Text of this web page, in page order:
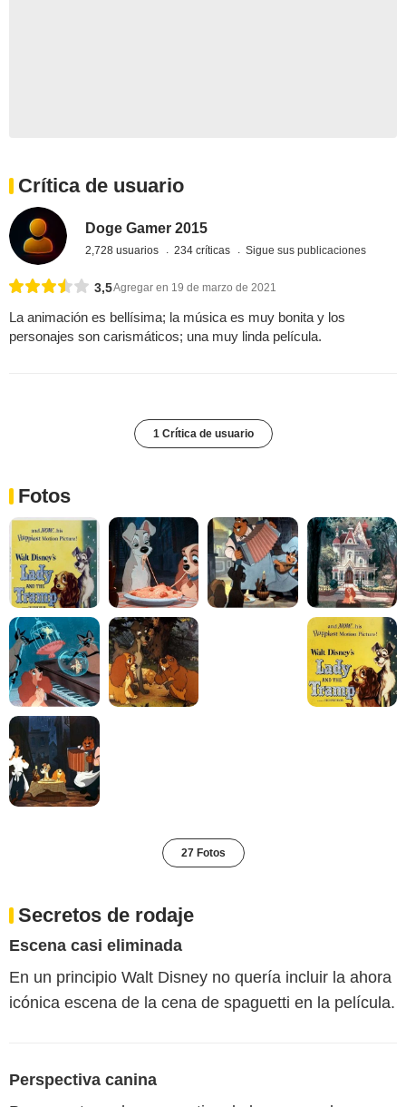
Crítica de usuario
Doge Gamer 2015
2,728 usuarios 234 críticas Sigue sus publicaciones
3,5Agregar en 19 de marzo de 2021
La animación es bellísima; la música es muy bonita y los
personajes son carismáticos; una muy linda película.
1 Crítica de usuario
Fotos
27 Fotos
Secretos de rodaje
Escena casi eliminada
En un principio Walt Disney no quería incluir la ahora
icónica escena de la cena de spaguetti en la película.
Perspectiva canina